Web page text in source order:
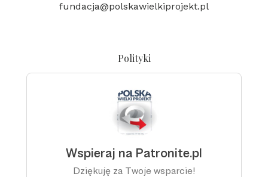
fundacja@polskawielkiprojekt.pl
Polityki